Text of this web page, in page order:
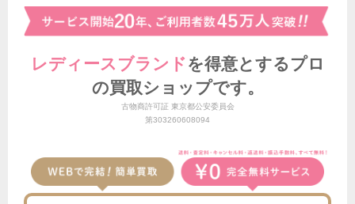
レディースブランド を得意とする プロ
の買取ショップです。
古物商許可証 東京都公安委員会
第303260608094